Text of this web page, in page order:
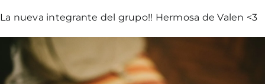
La nueva integrante del grupo!! Hermosa de Valen <3